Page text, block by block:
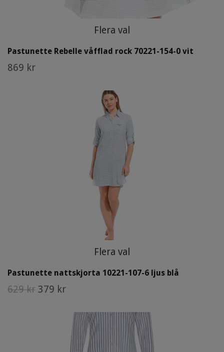
Flera val
Pastunette Rebelle våfflad rock 70221-154-0 vit
869 kr
Flera val
Pastunette nattskjorta 10221-107-6 ljus blå
629 kr 379 kr